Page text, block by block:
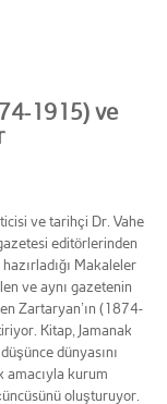
1915) ve
ve tarihçi Dr. Vahe
editörlerinden
Makaleler
ve aynı gazetenin
Zartaryan’ın (1874-
Kitap, Jamanak
dünyasını
amacıyla kurum
oluşturuyor.